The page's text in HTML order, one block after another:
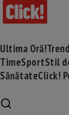
Ultima Oră!
TimeSportStil
SănătateClick!